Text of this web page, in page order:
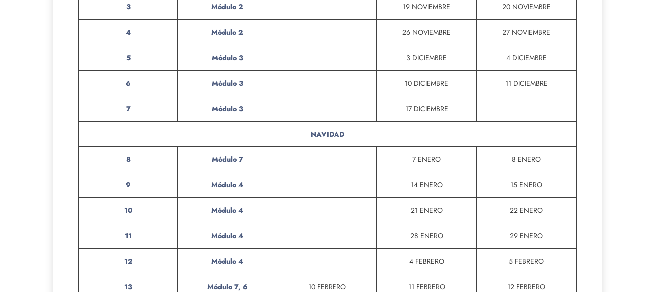
3 Módulo 2 19 NOVIEMBRE 20 NOVIEMBRE
4 Módulo 2 26 NOVIEMBRE 27 NOVIEMBRE
5 Módulo 3 3 DICIEMBRE 4 DICIEMBRE
6 Módulo 3 10 DICIEMBRE 11 DICIEMBRE
7 Módulo 3 17 DICIEMBRE
NAVIDAD
8 Módulo 7 7 ENERO 8 ENERO
9 Módulo 4 14 ENERO 15 ENERO
10 Módulo 4 21 ENERO 22 ENERO
11 Módulo 4 28 ENERO 29 ENERO
12 Módulo 4 4 FEBRERO 5 FEBRERO
13 Módulo 7, 6
10 FEBRERO
11 FEBRERO
12 FEBRERO